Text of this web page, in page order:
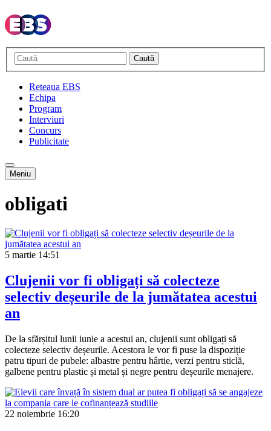
Caută
Reteaua EBS
Echipa
Program
Interviuri
Concurs
Publicitate
Meniu
obligati
5 martie 14:51
Clujenii vor fi obligați să colecteze
selectiv deșeurile de la jumătatea acestui
an
De la sfărșitul lunii iunie a acestui an, clujenii sunt obligați să
colecteze selectiv deșeurile. Acestora le vor fi puse la dispoziție
patru tipuri de pubele: albastre pentru hârtie, verzi pentru sticlă,
galbene pentru plastic și metal și negre pentru deșeurile menajere.
22 noiembrie 16:20